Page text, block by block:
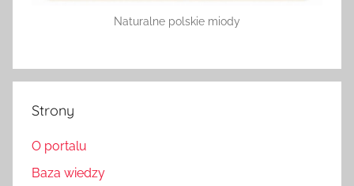
Naturalne polskie miody
Strony
O portalu
Baza wiedzy